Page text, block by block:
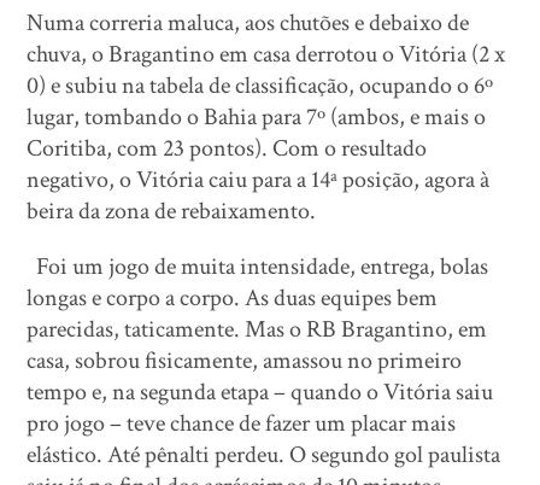
Numa correria maluca, aos chutões e debaixo de
chuva, o Bragantino em casa derrotou o Vitória (2 x
0) e subiu na tabela de classificação, ocupando o 6º
lugar, tombando o Bahia para 7º (ambos, e mais o
Coritiba, com 23 pontos). Com o resultado
negativo, o Vitória caiu para a 14ª posição, agora à
beira da zona de rebaixamento.
Foi um jogo de muita intensidade, entrega, bolas
longas e corpo a corpo. As duas equipes bem
parecidas, taticamente. Mas o RB Bragantino, em
casa, sobrou fisicamente, amassou no primeiro
tempo e, na segunda etapa – quando o Vitória saiu
pro jogo – teve chance de fazer um placar mais
elástico. Até pênalti perdeu. O segundo gol paulista